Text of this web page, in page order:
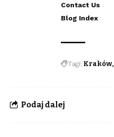
Contact Us
Blog Index
Tagi: Kraków
Podaj dalej